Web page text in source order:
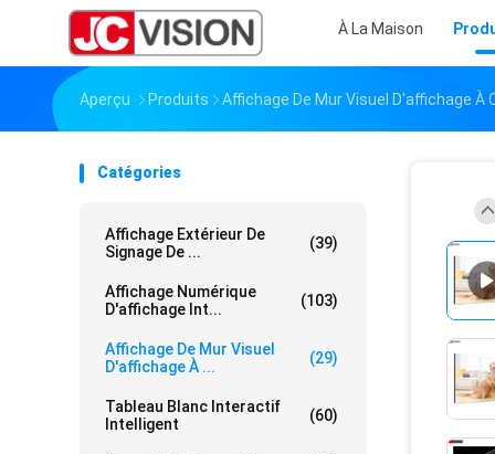
À La Maison
Aperçu Produits Affichage De Mur Visuel D'affichage À
Catégories
Affichage Extérieur De
Signage De ...
(39)
Affichage Numérique
D'affichage Int...
(103)
Affichage De Mur Visuel
D'affichage À ...
(29)
Tableau Blanc Interactif
Intelligent
(60)